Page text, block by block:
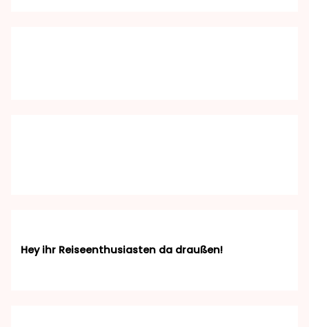
Hey ihr Reiseenthusiasten da draußen!